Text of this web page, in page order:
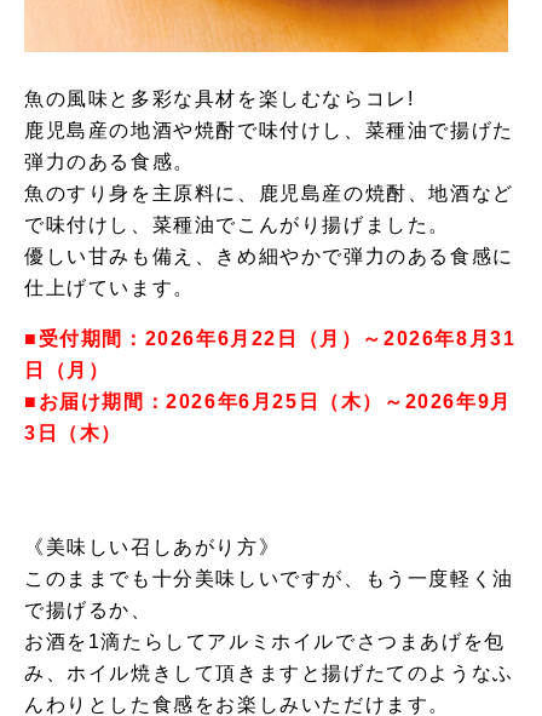
魚の風味と多彩な具材を楽しむならコレ!
鹿児島産の地酒や焼酎で味付けし、菜種油で揚げた
弾力のある食感。
魚のすり身を主原料に、鹿児島産の焼酎、地酒など
で味付けし、菜種油でこんがり揚げました。
優しい甘みも備え、きめ細やかで弾力のある食感に
仕上げています。
■受付期間：2026年6月22日（月）～2026年8月31
日（月）
■お届け期間：2026年6月25日（木）～2026年9月
3日（木）
《美味しい召しあがり方》
このままでも十分美味しいですが、もう一度軽く油
で揚げるか、
お酒を1滴たらしてアルミホイルでさつまあげを包
み、ホイル焼きして頂きますと揚げたてのようなふ
んわりとした食感をお楽しみいただけます。